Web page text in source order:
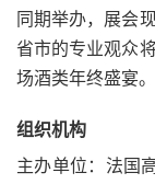
同期举办，展会
省市的专业观众
场酒类年终盛宴。
组织机构
主办单位：法国